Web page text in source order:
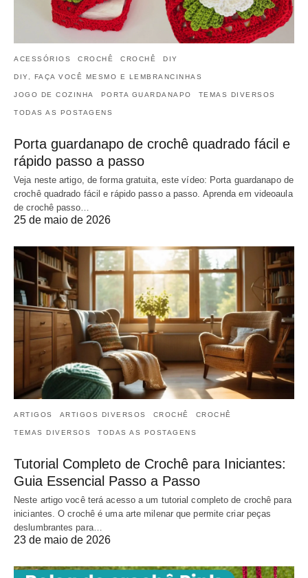
ACESSÓRIOS CROCHÊ CROCHÊ DIY
DIY, FAÇA VOCÊ MESMO E LEMBRANCINHAS
JOGO DE COZINHA PORTA GUARDANAPO TEMAS DIVERSOS
TODAS AS POSTAGENS
Porta guardanapo de crochê quadrado fácil e
rápido passo a passo
Veja neste artigo, de forma gratuita, este vídeo: Porta guardanapo de
crochê quadrado fácil e rápido passo a passo. Aprenda em videoaula
de crochê passo…
25 de maio de 2026
ARTIGOS ARTIGOS DIVERSOS CROCHÊ CROCHÊ
TEMAS DIVERSOS TODAS AS POSTAGENS
Tutorial Completo de Crochê para Iniciantes:
Guia Essencial Passo a Passo
Neste artigo você terá acesso a um tutorial completo de crochê para
iniciantes. O crochê é uma arte milenar que permite criar peças
deslumbrantes para…
23 de maio de 2026